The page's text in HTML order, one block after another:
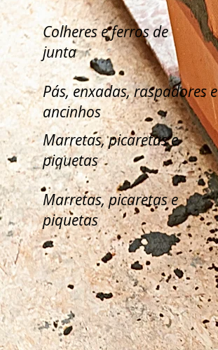
Colheres e ferros de
junta
Pás, enxadas, raspadores e
ancinhos
Marretas, picaretas e
piquetas
Marretas, picaretas e
piquetas